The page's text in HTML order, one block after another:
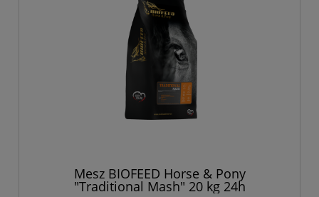
Mesz BIOFEED Horse & Pony
"Traditional Mash" 20 kg 24h